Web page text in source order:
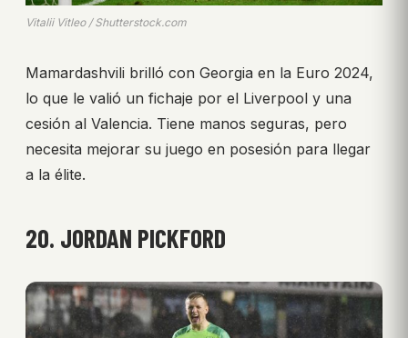
Vitalii Vitleo / Shutterstock.com
Mamardashvili brilló con Georgia en la Euro 2024,
lo que le valió un fichaje por el Liverpool y una
cesión al Valencia. Tiene manos seguras, pero
necesita mejorar su juego en posesión para llegar
a la élite.
20. JORDAN PICKFORD